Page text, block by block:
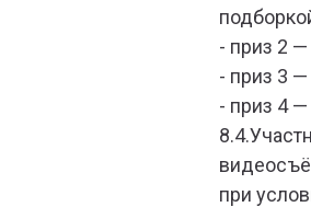
- приз 2
- приз 3
- приз 4
при